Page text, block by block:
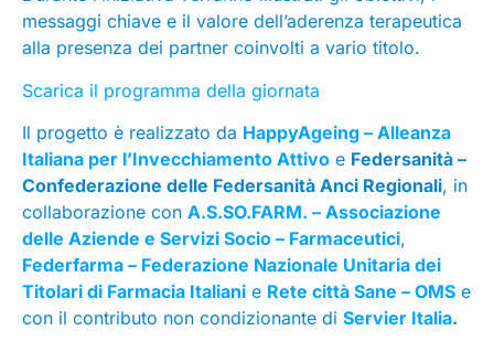
messaggi chiave e il valore dell’aderenza terapeutica
alla presenza dei partner coinvolti a vario titolo.
Scarica il programma della giornata
Il progetto è realizzato da HappyAgeing – Alleanza
Italiana per l’Invecchiamento Attivo e Federsanità –
Confederazione delle Federsanità Anci Regionali, in
collaborazione con A.S.SO.FARM. – Associazione
delle Aziende e Servizi Socio – Farmaceutici,
Federfarma – Federazione Nazionale Unitaria dei
Titolari di Farmacia Italiani e Rete città Sane – OMS e
con il contributo non condizionante di Servier Italia.